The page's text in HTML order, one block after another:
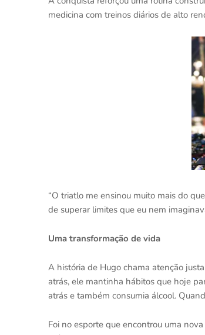
medicina com treinos diários de alto
“O triatlo me ensinou muito mais do
de superar limites que eu nem
Uma transformação de vida
A história de Hugo chama atenção
atrás, ele mantinha hábitos que hoje
atrás e também consumia álcool.
Foi no esporte que encontrou uma